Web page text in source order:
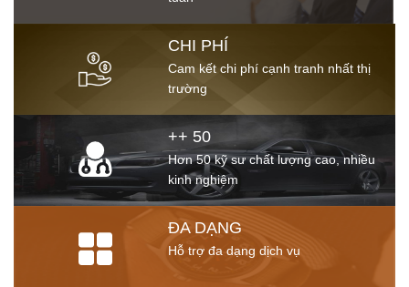
CHI PHÍ
Cam kết chi phí cạnh tranh nhất thị
trường
++ 50
Hơn 50 kỹ sư chất lượng cao, nhiều
kinh nghiệm
ĐA DẠNG
Hỗ trợ đa dạng dịch vụ